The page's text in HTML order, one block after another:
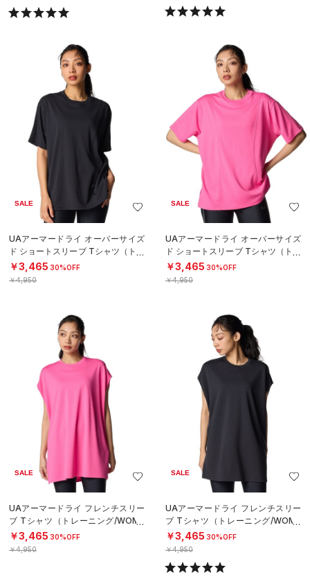
SALE
UAアーマードライ オーバーサイズ
ド ショートスリーブ Tシャツ（トレ
ーニング/WOMEN）
￥3,465 30%OFF
￥4,950
SALE
UAアーマードライ オーバーサイズ
ド ショートスリーブ Tシャツ（トレ
ーニング/WOMEN）
￥3,465 30%OFF
￥4,950
SALE
UAアーマードライ フレンチスリー
ブ Tシャツ（トレーニング/WOME
N）
￥3,465 30%OFF
￥4,950
SALE
UAアーマードライ フレンチスリー
ブ Tシャツ（トレーニング/WOME
N）
￥3,465 30%OFF
￥4,950